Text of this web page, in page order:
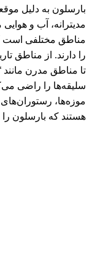
بارسلون به دلیل
مدیترانه، آب و
مناطق مختلفی است
را دارند. از مناطق
تا مناطق مدرن
سلیقه‌ها را راضی
موزه‌ها،
هستند که بارسلون را